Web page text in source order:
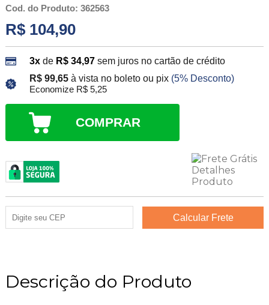
Cod. do Produto: 362563
R$ 104,90
3xde R$ 34,97 sem juros no cartão de crédito
R$ 99,65 à vista no boleto ou pix (5% Desconto)
Economize R$ 5,25
COMPRAR
Descrição do Produto